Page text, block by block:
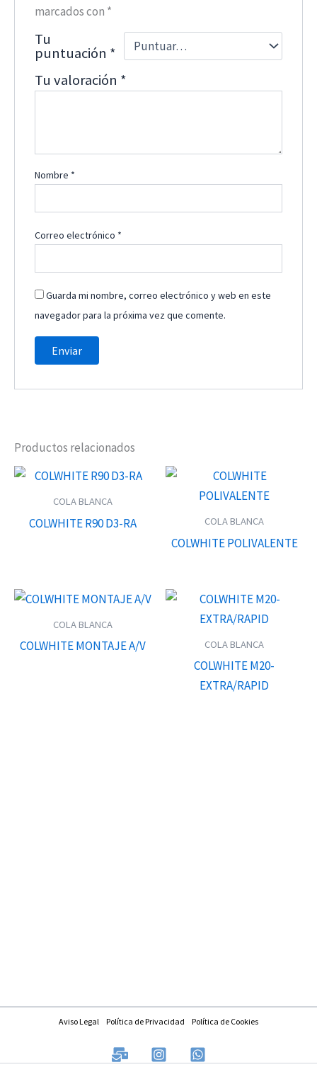
marcados con *
Tu
puntuación *
Tu valoración *
Nombre *
Correo electrónico *
Guarda mi nombre, correo electrónico y web en este
navegador para la próxima vez que comente.
Productos relacionados
COLA BLANCA
COLWHITE R90 D3-RA COLA BLANCA
COLWHITE POLIVALENTE
COLA BLANCA
COLWHITE MONTAJE A/V COLA BLANCA
COLWHITE M20-
EXTRA/RAPID
Aviso Legal Política de Privacidad Política de Cookies